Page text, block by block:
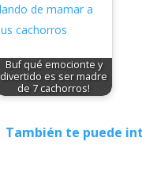
Buf qué emocionte y
divertido es ser madre
de 7 cachorros!
También te puede